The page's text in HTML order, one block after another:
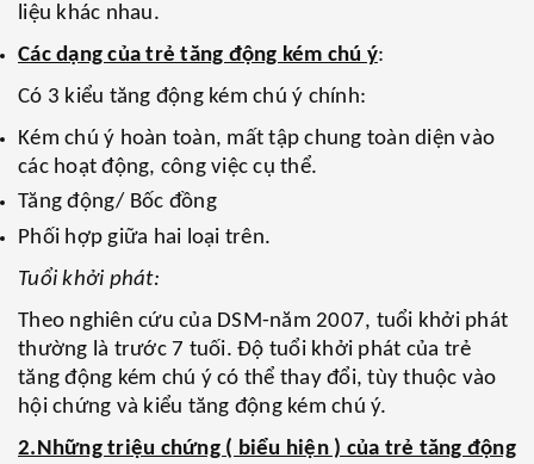
liệu khác nhau.
Các dạng của trẻ tăng động kém chú ý:
Có 3 kiểu tăng động kém chú ý chính:
Kém chú ý hoàn toàn, mất tập chung toàn diện vào
các hoạt động, công việc cụ thể.
Tăng động/ Bốc đồng
Phối hợp giữa hai loại trên.
Tuổi khởi phát:
Theo nghiên cứu của DSM-năm 2007, tuổi khởi phát
thường là trước 7 tuối. Độ tuổi khởi phát của trẻ
tăng động kém chú ý có thể thay đổi, tùy thuộc vào
hội chứng và kiểu tăng động kém chú ý.
2.Những triệu chứng ( biểu hiện ) của trẻ tăng động